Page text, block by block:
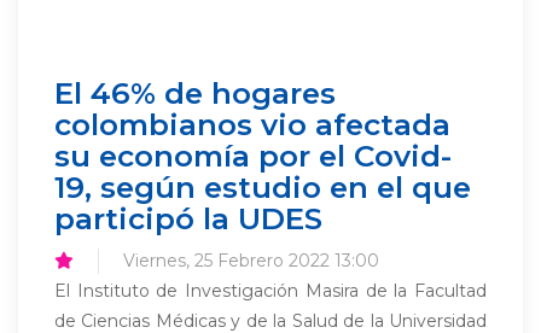
El 46% de hogares
colombianos vio afectada
su economía por el Covid-
19, según estudio en el que
participó la UDES
Viernes, 25 Febrero 2022 13:00
El Instituto de Investigación Masira de la Facultad
de Ciencias Médicas y de la Salud de la Universidad